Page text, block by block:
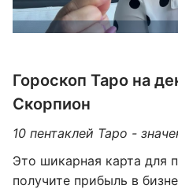
Гороскоп Таро на
Скорпион
10 пентаклей Таро -
Это шикарная карта для
получите прибыль в